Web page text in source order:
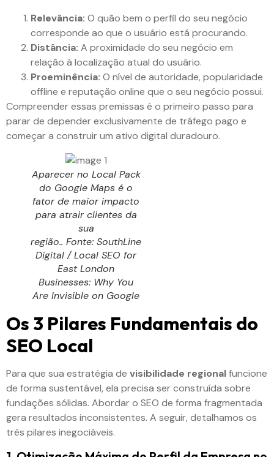
Relevância: O quão bem o perfil do seu negócio
corresponde ao que o usuário está procurando.
Distância: A proximidade do seu negócio em
relação à localização atual do usuário.
Proeminência: O nível de autoridade, popularidade
offline e reputação online que o seu negócio possui.
Compreender essas premissas é o primeiro passo para
parar de depender exclusivamente de tráfego pago e
começar a construir um ativo digital duradouro.
Aparecer no Local Pack
do Google Maps é o
fator de maior impacto
para atrair clientes da
sua
região.. Fonte: SouthLine
Digital / Local SEO for
East London
Businesses: Why You
Are Invisible on Google
Os 3 Pilares Fundamentais do
SEO Local
Para que sua estratégia de visibilidade regionalfuncione
de forma sustentável, ela precisa ser construída sobre
fundações sólidas. Abordar o SEO de forma fragmentada
gera resultados inconsistentes. A seguir, detalhamos os
três pilares inegociáveis.